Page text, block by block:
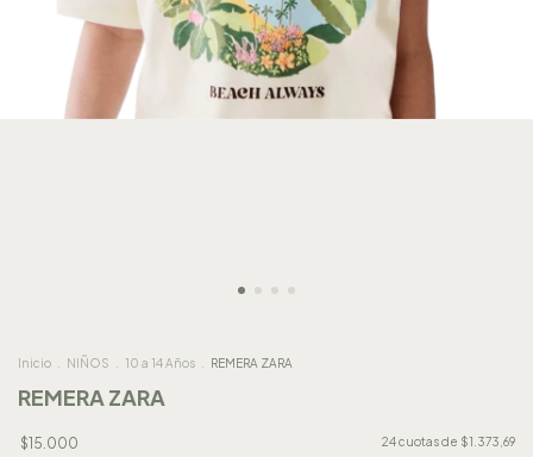
Inicio . NIÑOS . 10 a 14 Años . REMERA ZARA
REMERA ZARA
$15.000 24cuotas de $1.373,69